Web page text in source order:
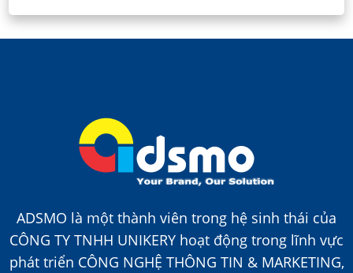
ADSMO là một thành viên trong hệ sinh thái của
CÔNG TY TNHH UNIKERY hoạt động trong lĩnh vực
phát triển CÔNG NGHỆ THÔNG TIN & MARKETING,